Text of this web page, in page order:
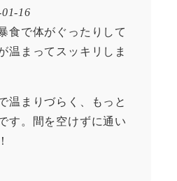
16
食で体がぐったりして
温まってスッキリしま
温まりづらく、もっと
す。間を空けずに通い